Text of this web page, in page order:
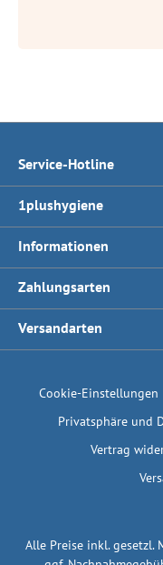
Service-Hotline
1plushygiene
Informationen
Zahlungsarten
Versandarten
Cookie-Einstellungen
Privatsphäre und
Vertrag
Alle Preise inkl. gesetzl.